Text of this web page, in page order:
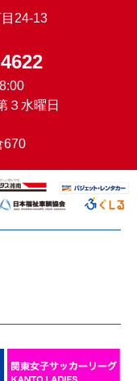
24-13
３水曜日
670